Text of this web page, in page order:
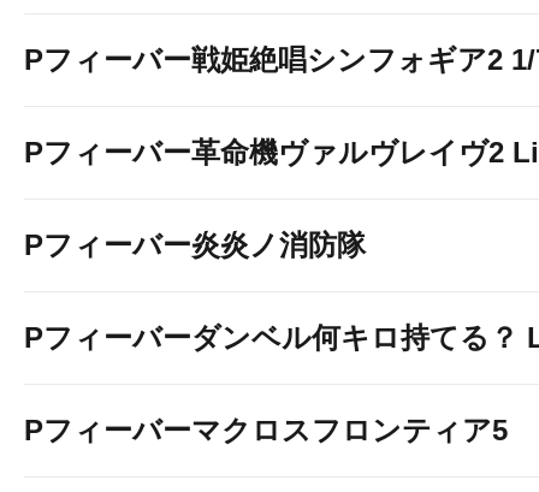
Pフィーバー戦姫絶唱シンフォギア2
Pフィーバー革命機ヴァルヴレイヴ2
Pフィーバー炎炎ノ消防隊
Pフィーバーダンベル何キロ持てる？
Pフィーバーマクロスフロンティア5